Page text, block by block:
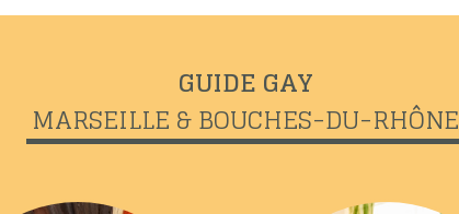
GUIDE GAY
MARSEILLE & BOUCHES-DU-RHÔNE